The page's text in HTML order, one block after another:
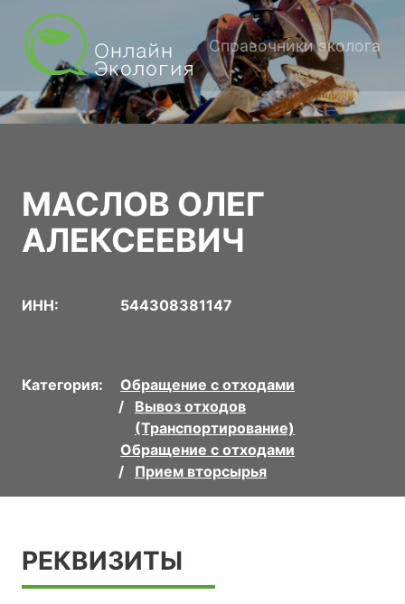
Справочники эколога
МАСЛОВ ОЛЕГ
АЛЕКСЕЕВИЧ
ИНН: 544308381147
Категория:
Обращение с отходами
Вывоз отходов
(Транспортирование)
Обращение с отходами
Прием вторсырья
РЕКВИЗИТЫ